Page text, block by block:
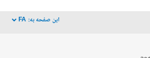
این صفحه به:FA
dropdown